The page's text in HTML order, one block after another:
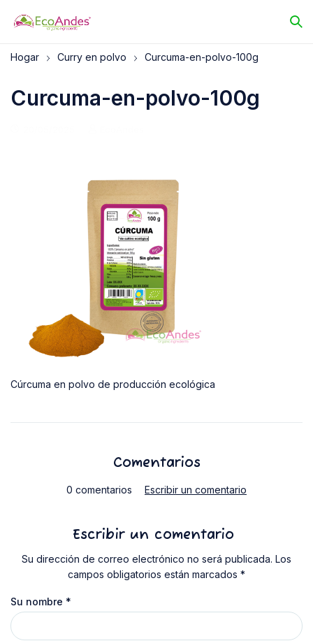
Hogar Curry en polvo Curcuma-en-polvo-100g
Curcuma-en-polvo-100g
Cúrcuma en polvo de producción ecológica
Comentarios
0 comentarios Escribir un comentario
Escribir un comentario
Su dirección de correo electrónico no será publicada. Los
campos obligatorios están marcados *
Su nombre *